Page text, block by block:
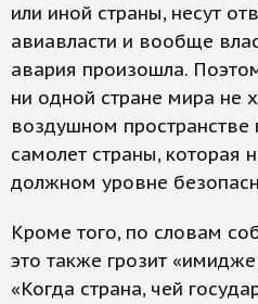
или иной страны, несут
авиавласти и вообще
авария произошла.
ни одной стране мира не
воздушном пространстве
самолет страны, которая
должном уровне
Кроме того, по словам
это также грозит
«Когда страна, чей